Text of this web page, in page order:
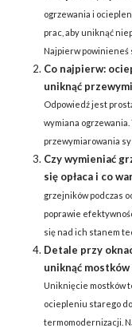
ogrzewania i
prac, aby uniknąć
Najpierw powinieneś
Co najpierw:
uniknąć
Odpowiedź jest
wymiana
przewymiarowania
Czy wymieniać
się opłaca i co
grzejników podczas
poprawie
się nad ich stanem
Detale przy
uniknąć
Uniknięcie mostków
ociepleniu starego
termomodernizacji.